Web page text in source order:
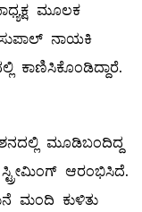
ಮೂಲಕ
ನಾಯಕಿ
ಕಾಣಿಸಿಕೊಂಡಿದ್ದಾರೆ.
ಮೂಡಿಬಂದಿದ್ದ
ಆರಂಭಿಸಿದೆ.
ಮಂದಿ ಕುಳಿತು